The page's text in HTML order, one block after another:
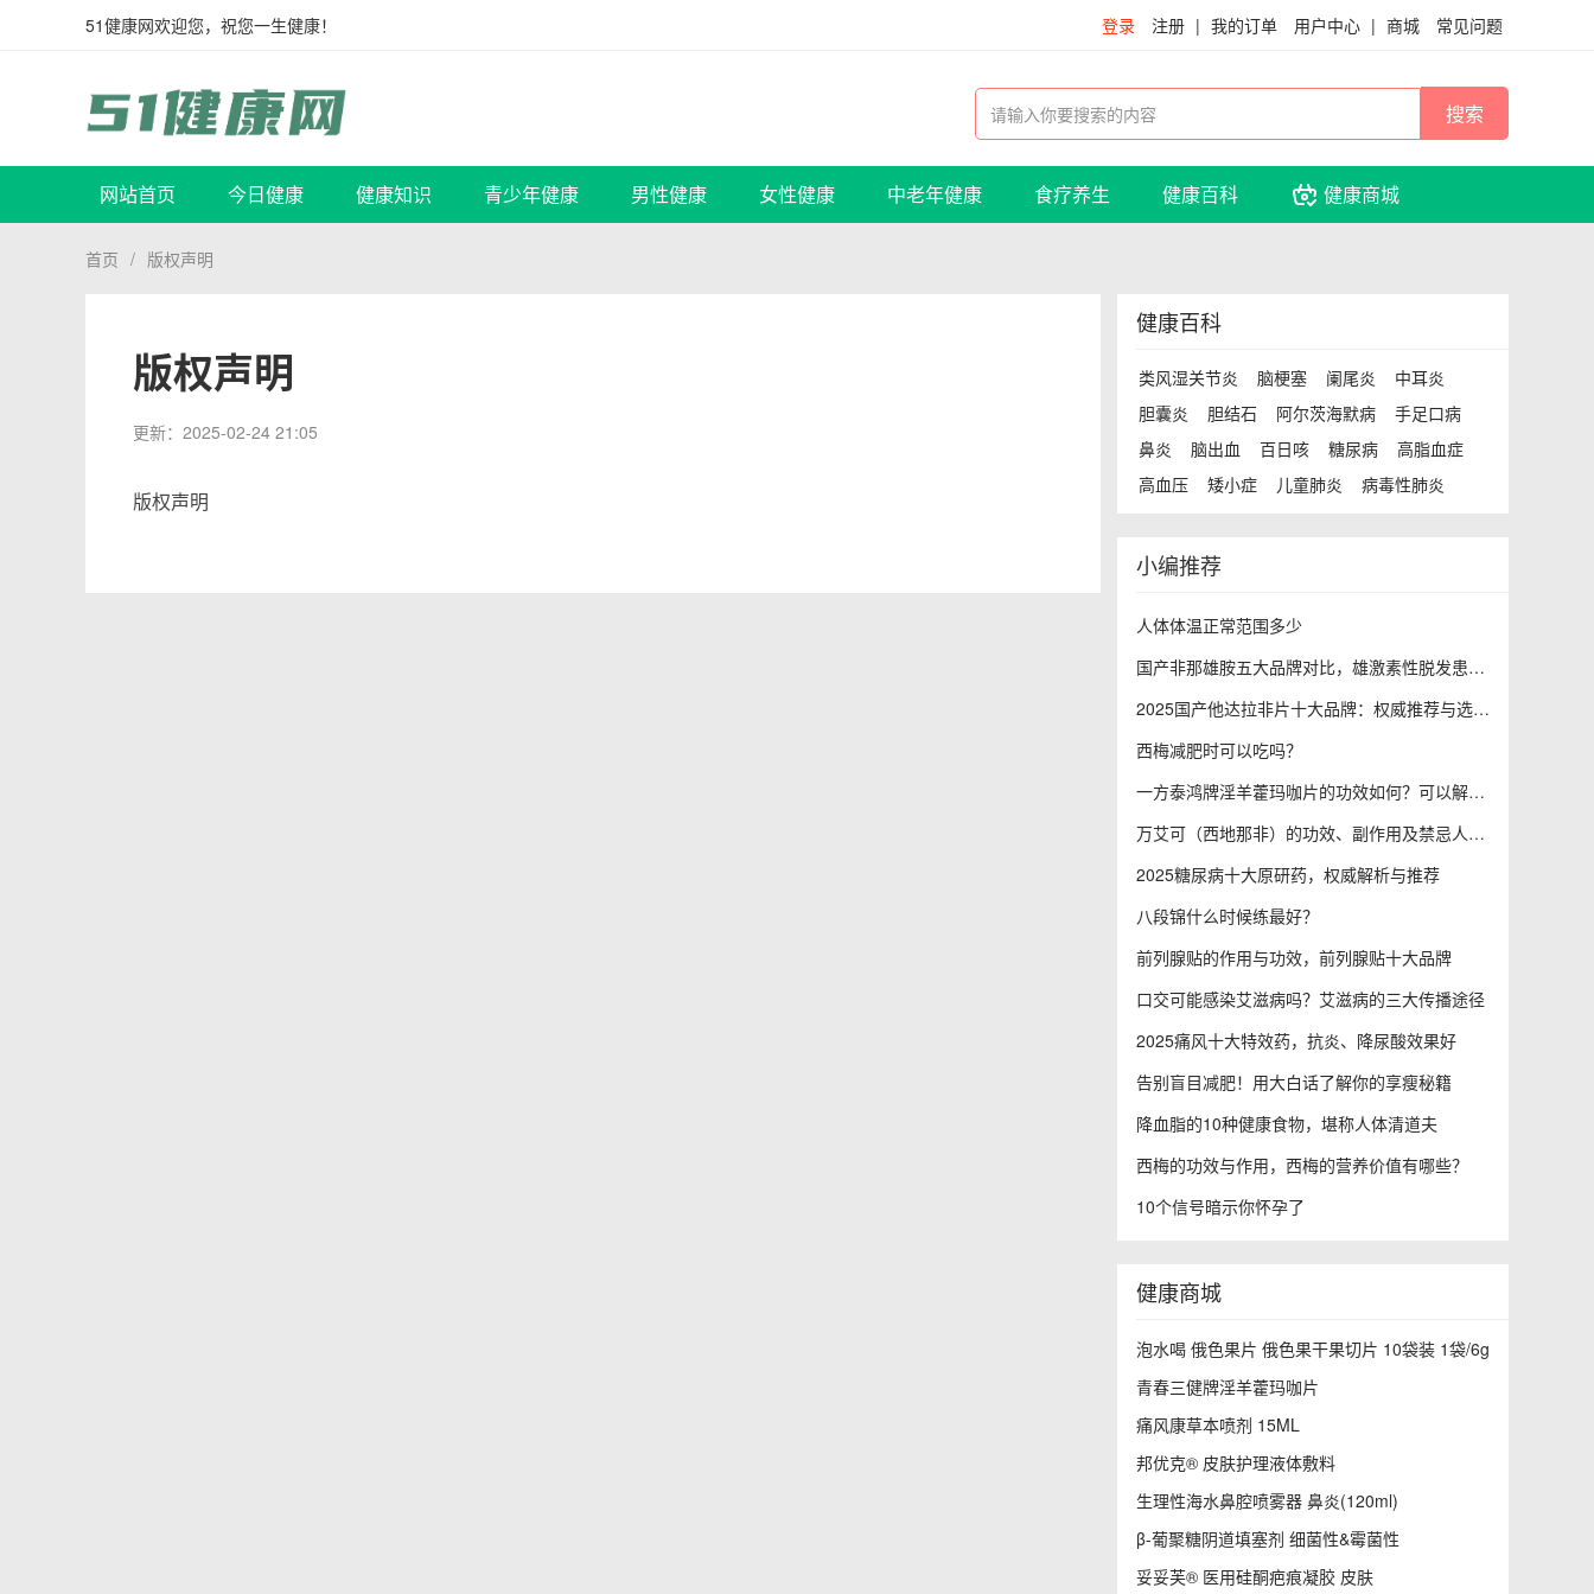
51健康网欢迎您，祝您一生健康！ 登录 注册 | 我的订单 用户中心 | 商城 常见问题
网站首页 今日健康 健康知识 青少年健康 男性健康 女性健康 中老年健康 食疗养生 健康百科 健康商城
首页 / 版权声明
版权声明
更新： 2025-02-24 21:05
版权声明
健康百科
类风湿关节炎 脑梗塞 阑尾炎
中耳炎
胆囊炎
胆结石 阿尔茨海默病
手足口病
鼻炎
脑出血 百日咳 糖尿病
高脂血症
高血压
矮小症 儿童肺炎 病毒性肺炎
小编推荐
人体体温正常范围多少
国产非那雄胺五大品牌对比，雄激素性脱发患者的福音
2025国产他达拉非片十大品牌：权威推荐与选购指南
西梅减肥时可以吃吗？
一方泰鸿牌淫羊藿玛咖片的功效如何？可以解决哪些健康问题？
万艾可（西地那非）的功效、副作用及禁忌人群全解析
2025糖尿病十大原研药，权威解析与推荐
八段锦什么时候练最好？
前列腺贴的作用与功效，前列腺贴十大品牌
口交可能感染艾滋病吗？艾滋病的三大传播途径
2025痛风十大特效药，抗炎、降尿酸效果好
告别盲目减肥！用大白话了解你的享瘦秘籍
降血脂的10种健康食物，堪称人体清道夫
西梅的功效与作用，西梅的营养价值有哪些？
10个信号暗示你怀孕了
健康商城
泡水喝 俄色果片 俄色果干果切片 10袋装 1袋/6g
青春三健牌淫羊藿玛咖片
痛风康草本喷剂 15ML
邦优克® 皮肤护理液体敷料
生理性海水鼻腔喷雾器 鼻炎(120ml)
β-葡聚糖阴道填塞剂 细菌性&霉菌性
妥妥芙® 医用硅酮疤痕凝胶 皮肤